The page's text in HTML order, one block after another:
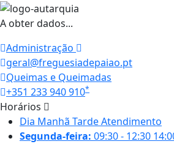
A obter dados...
Administração
geral@freguesiadepaiao.pt
Queimas e Queimadas
+351 233 940 910*
Horários
Dia Manhã TardeAtendimento
Segunda-feira: 09:30 - 12:30